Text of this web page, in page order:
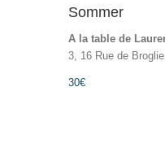
Sommer
A la table de
3, 16 Rue de
30€